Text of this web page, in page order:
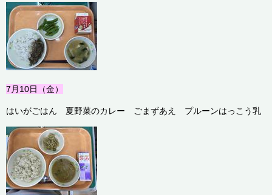
7月10日（金）
はいがごはん 夏野菜のカレー ごまずあえ プルーンはっこう乳